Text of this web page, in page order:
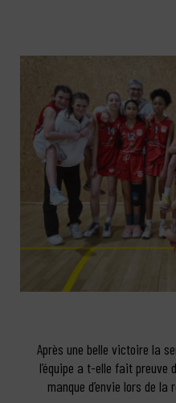
Après une belle victoire la
l’équipe a t-elle fait preuve
manque d’envie lors de